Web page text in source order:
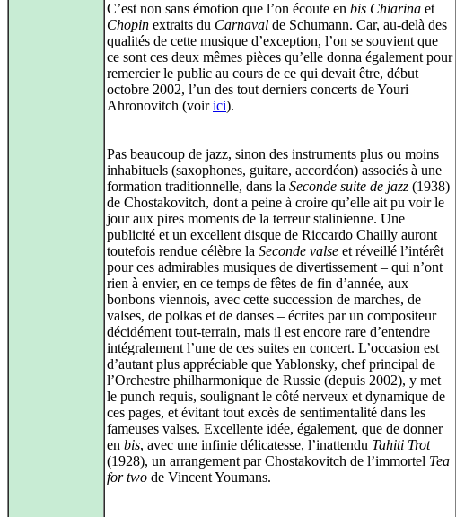
C’est non sans émotion que l’on écoute en bis Chiarina et
Chopin extraits du Carnaval de Schumann. Car, au-delà des
qualités de cette musique d’exception, l’on se souvient que
ce sont ces deux mêmes pièces qu’elle donna également pour
remercier le public au cours de ce qui devait être, début
octobre 2002, l’un des tout derniers concerts de Youri
Ahronovitch (voirici).
Pas beaucoup de jazz, sinon des instruments plus ou moins
inhabituels (saxophones, guitare, accordéon) associés à une
formation traditionnelle, dans la Seconde suite de jazz (1938)
de Chostakovitch, dont a peine à croire qu’elle ait pu voir le
jour aux pires moments de la terreur stalinienne. Une
publicité et un excellent disque de Riccardo Chailly auront
toutefois rendue célèbre la Seconde valse et réveillé l’intérêt
pour ces admirables musiques de divertissement – qui n’ont
rien à envier, en ce temps de fêtes de fin d’année, aux
bonbons viennois, avec cette succession de marches, de
valses, de polkas et de danses – écrites par un compositeur
décidément tout-terrain, mais il est encore rare d’entendre
intégralement l’une de ces suites en concert. L’occasion est
d’autant plus appréciable que Yablonsky, chef principal de
l’Orchestre philharmonique de Russie (depuis 2002), y met
le punch requis, soulignant le côté nerveux et dynamique de
ces pages, et évitant tout excès de sentimentalité dans les
fameuses valses. Excellente idée, également, que de donner
en bis, avec une infinie délicatesse, l’inattendu Tahiti Trot
(1928), un arrangement par Chostakovitch de l’immortel Tea
for two de Vincent Youmans.